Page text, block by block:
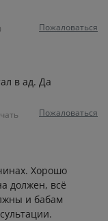
Пожаловаться
в ад. Да
Пожаловаться
Хорошо
должен, всë
и бабам